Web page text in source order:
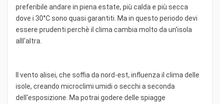
preferibile andare in piena estate, più calda e più secca
dove i 30°C sono quasi garantiti. Ma in questo periodo devi
essere prudenti perchè il clima cambia molto da un'isola
alll'altra.
Il vento alisei, che soffia da nord-est, influenza il clima delle
isole, creando microclimi umidi o secchi a seconda
dell'esposizione. Ma potrai godere delle spiagge